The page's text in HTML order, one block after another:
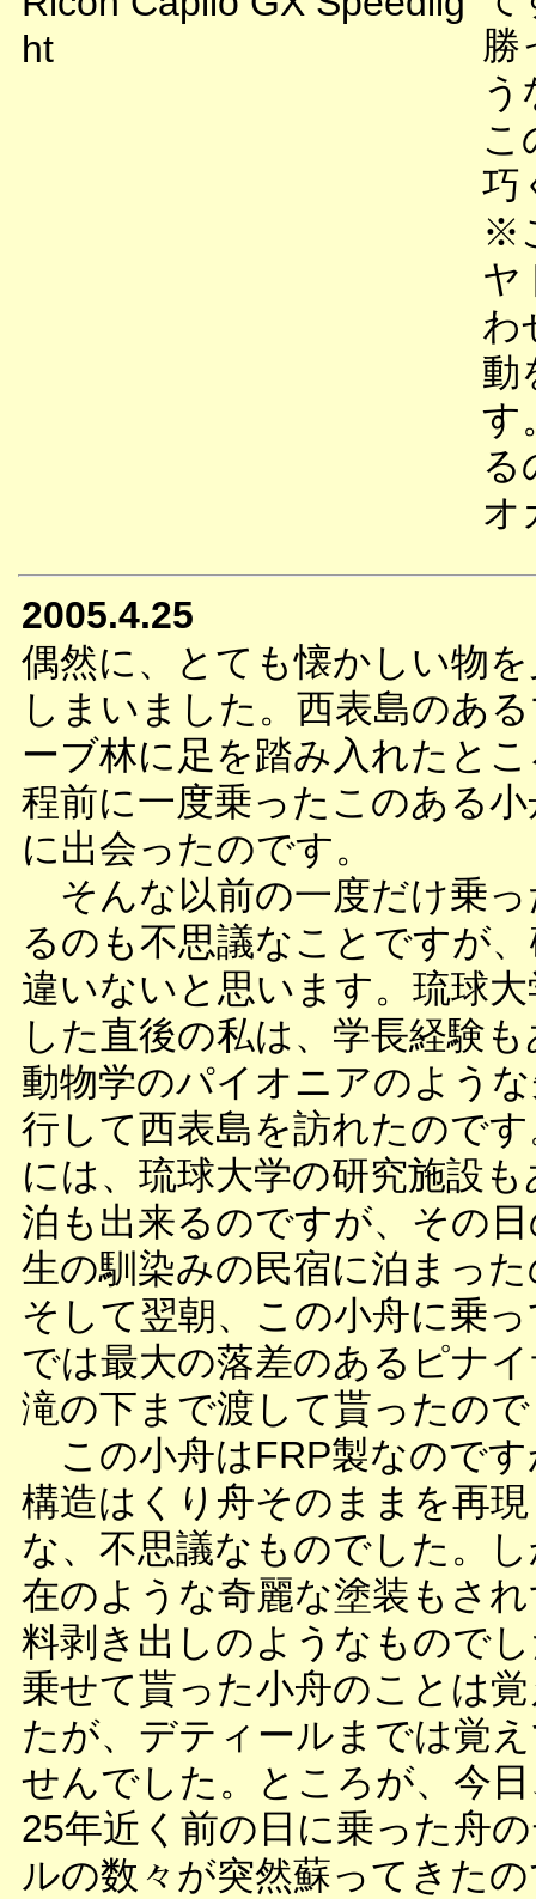
ht
勝
う
こ
巧
※
ヤ
わ
動
す
る
オ
2005.4.25
偶然に、とても懐かしい物
しまいました。西表島のあ
ーブ林に足を踏み入れたと
程前に一度乗ったこのある
に出会ったのです。
そんな以前の一度だけ乗っ
るのも不思議なことですが
違いないと思います。琉球
した直後の私は、学長経験
動物学のパイオニアのよう
行して西表島を訪れたので
には、琉球大学の研究施設
泊も出来るのですが、その
生の馴染みの民宿に泊まっ
そして翌朝、この小舟に乗
では最大の落差のあるピナ
滝の下まで渡して貰ったの
この小舟はFRP製なのです
構造はくり舟そのままを再
な、不思議なものでした。
在のような奇麗な塗装もさ
料剥き出しのようなもので
乗せて貰った小舟のことは
たが、デティールまでは覚
せんでした。ところが、今
25年近く前の日に乗った舟
ルの数々が突然蘇ってきた